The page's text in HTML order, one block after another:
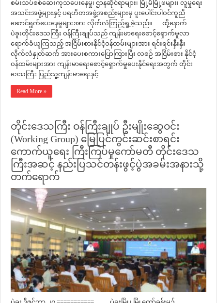
စမ်းသပ်စစ်ဆေးကုသပေးနေမှု၊ ဌာနဆိုင်ရာများ၊ မြို့မိမြို့ဖများ၊ လူမှုရေး
အသင်းအဖွဲ့များနှင့် ပရဟိတအဖွဲ့အစည်းများမှ ပူးပေါင်းပါဝင်ကူညီ
ဆောင်ရွက်ပေးနေမှုများအား လိုက်လံကြည့်ရှု့ခဲ့သည်။ ထို့နောက်
ပဲခူးတိုင်းဒေသကြီး ဝန်ကြီးချုပ်သည် ကျန်းမာရေးစောင့်ရှောက်မှုလာ
ရောက်ခံယူကြသည့် အငြိမ်းစားနိုင်ငံ့ဝန်ထမ်းများအား ရင်းရင်းနှီးနှီး
လိုက်လံနှုတ်ဆက် အားပေးစကားပြောကြားပြီး လစဉ် အငြိမ်းစား နိုင်ငံ့
ဝန်ထမ်းများအား ကျန်းမာရေးစောင့်ရှောက်မှုပေးနိုင်ရေးအတွက် တိုင်း
ဒေသကြီး ပြည်သူ့ကျန်းမာရေးနှင့် …
Read More »
တိုင်းဒေသကြီး ဝန်ကြီးချုပ် ဦးမျိုးဆွေဝင်း
(Working Group) မြေပြင်ကွင်းဆင်းစာရင်း
ကောက်ယူရေး ကြီးကြပ်မှုကော်မတီ တိုင်းဒေသ
ကြီးအဆင့် နည်းပြသင်တန်းဖွင့်ပွဲအခမ်းအနားသို့
တက်ရောက်